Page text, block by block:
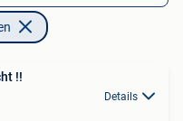
!!
Details